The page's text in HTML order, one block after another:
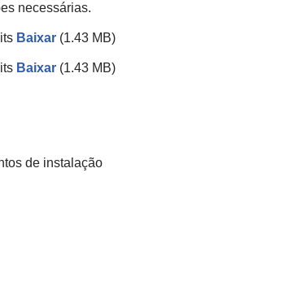
necessárias.
Baixar (1.43 MB)
Baixar (1.43 MB)
de instalação